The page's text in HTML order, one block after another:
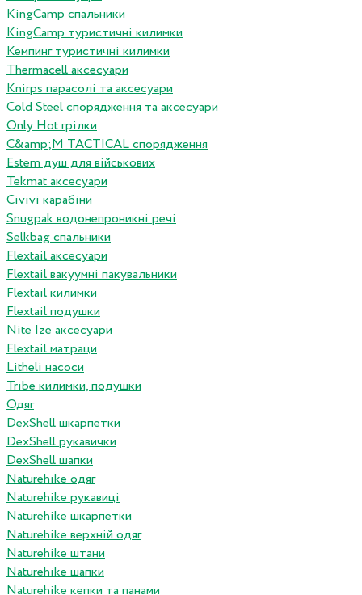
KingCamp спальники
KingCamp туристичні килимки
Кемпинг туристичні килимки
Thermacell аксесуари
Knirps парасолі та аксесуари
Cold Steel спорядження та аксесуари
Only Hot грілки
C&amp;M TACTICAL спорядження
Estem душ для військових
Tekmat аксесуари
Сivivi карабіни
Snugpak водонепроникні речі
Selkbag спальники
Flextail аксесуари
Flextail вакуумні пакувальники
Flextail килимки
Flextail подушки
Nite Ize аксесуари
Flextail матраци
Litheli насоси
Tribe килимки, подушки
Одяг
DexShell шкарпетки
DexShell рукавички
DexShell шапки
Naturehike одяг
Naturehike рукавиці
Naturehike шкарпетки
Naturehike верхній одяг
Naturehike штани
Naturehike шапки
Naturehike кепки та панами